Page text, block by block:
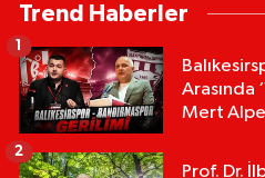
Trend Haberler
Arasında
Mert
1
Prof. Dr.
2